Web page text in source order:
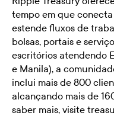
tempo em que
estende fluxos de
bolsas, portais e
escritórios atendendo
e Manila), a
inclui mais de 800
alcançando mais de
saber mais, visite